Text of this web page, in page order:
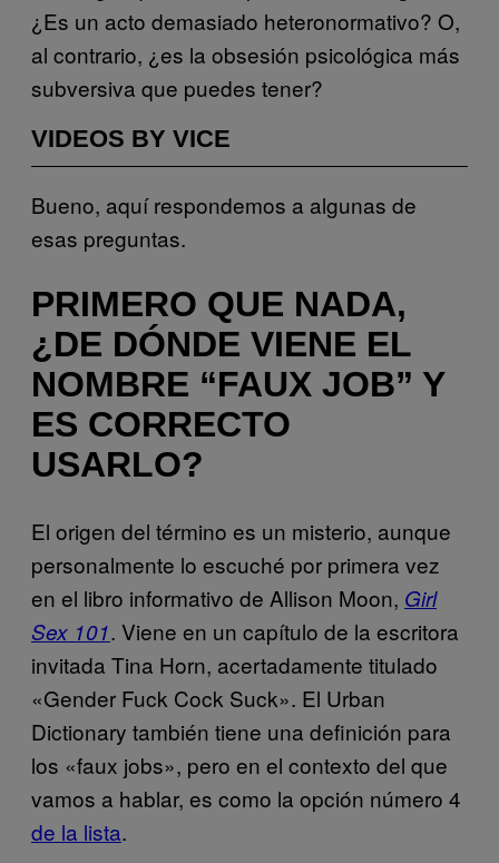
¿Es un acto demasiado heteronormativo? O,
al contrario, ¿es la obsesión psicológica más
subversiva que puedes tener?
VIDEOS BY VICE
Bueno, aquí respondemos a algunas de
esas preguntas.
PRIMERO QUE NADA,
¿DE DÓNDE VIENE EL
NOMBRE “FAUX JOB” Y
ES CORRECTO
USARLO?
El origen del término es un misterio, aunque
personalmente lo escuché por primera vez
en el libro informativo de Allison Moon, Girl
Sex 101. Viene en un capítulo de la escritora
invitada Tina Horn, acertadamente titulado
«Gender Fuck Cock Suck». El Urban
Dictionary también tiene una definición para
los «faux jobs», pero en el contexto del que
vamos a hablar, es como la opción número 4
de la lista.